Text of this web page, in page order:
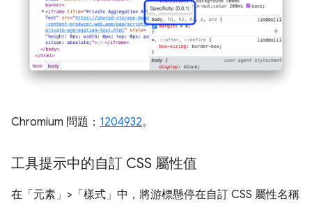
Chromium 問題： 1204932。
工具提示中的自訂 CSS 屬性值
在「元素」>「樣式」中，將游標懸停在自訂 CSS 屬性名稱